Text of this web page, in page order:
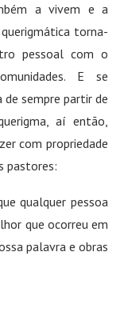
a vivem e a
torna-
pessoal com o
E se
sempre partir de
aí então,
com propriedade
pastores:
qualquer pessoa
que ocorreu em
palavra e obras